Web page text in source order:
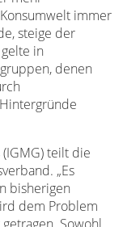
immer
steige der
in
denen
teilt die
„Es
bisherigen
dem Problem